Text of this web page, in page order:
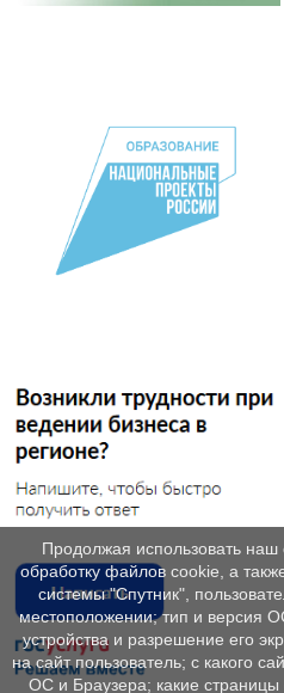
Продолжая использовать наш
обработку файлов cookie, а
системы "Спутник",
местоположении; тип и версия
устройства и разрешение его
на сайт пользователь; с какого
ОС и Браузера; какие страницы